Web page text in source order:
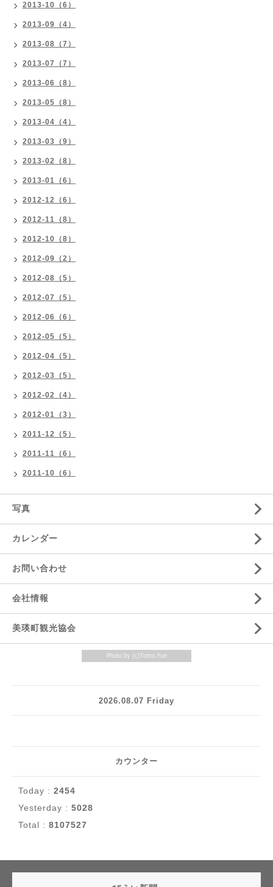
2013-10（6）
2013-09（4）
2013-08（7）
2013-07（7）
2013-06（8）
2013-05（8）
2013-04（4）
2013-03（9）
2013-02（8）
2013-01（6）
2012-12（6）
2012-11（8）
2012-10（8）
2012-09（2）
2012-08（5）
2012-07（5）
2012-06（6）
2012-05（5）
2012-04（5）
2012-03（5）
2012-02（4）
2012-01（3）
2011-12（5）
2011-11（6）
2011-10（6）
写真
カレンダー
お問い合わせ
会社情報
美瑛町観光協会
2026.08.07 Friday
カウンター
Today : 2454
Yesterday : 5028
Total : 8107527